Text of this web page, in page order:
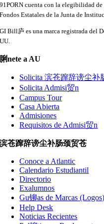
91PORN cuenta con la elegibilidad
Fondos Estatales de la Junta de
GI Bill庐 es una marca registrada del
UU.
脷nete a AU
Solicita 滨苍蹿辞谤尘补
Solicita Admisi贸n
Campus Tour
Casa Abierta
Admisiones
Requisitos de Admisi贸n
滨苍蹿辞谤尘补肠颈贸苍
Conoce a Atlantic
Calendario Estudiantil
Directorio
Exalumnos
Gu铆as de Marcas (Logos)
Help Desk
Noticias Recientes